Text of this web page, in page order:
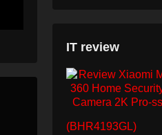
IT review
(BHR4193GL)